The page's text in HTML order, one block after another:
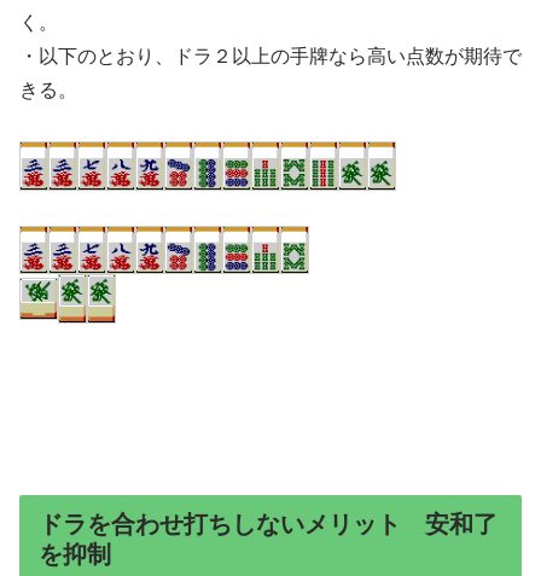
く。
・以下のとおり、ドラ２以上の手牌なら高い点数が期待で
きる。
ドラを合わせ打ちしないメリット 安和了
を抑制